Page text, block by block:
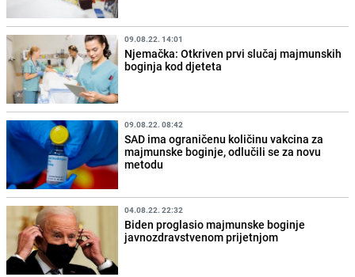
09.08.22. 14:01
Njemačka: Otkriven prvi slučaj majmunskih
boginja kod djeteta
09.08.22. 08:42
SAD ima ograničenu količinu vakcina za
majmunske boginje, odlučili se za novu
metodu
04.08.22. 22:32
Biden proglasio majmunske boginje
javnozdravstvenom prijetnjom